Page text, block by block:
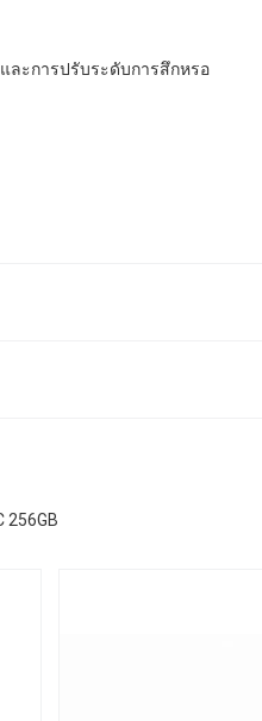
ละการปรับระดับการสึกหรอ
256GB